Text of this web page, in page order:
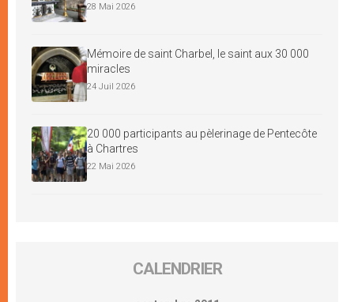
28 Mai 2026
Mémoire de saint Charbel, le saint aux 30 000
miracles
24 Juil 2026
20 000 participants au pèlerinage de Pentecôte
à Chartres
22 Mai 2026
CALENDRIER